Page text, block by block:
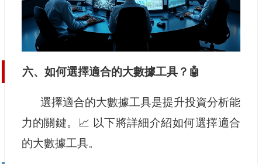
六、如何選擇適合的大數據工具？🤖
選擇適合的大數據工具是提升投資分析能
力的關鍵。📈 以下將詳細介紹如何選擇適合
的大數據工具。